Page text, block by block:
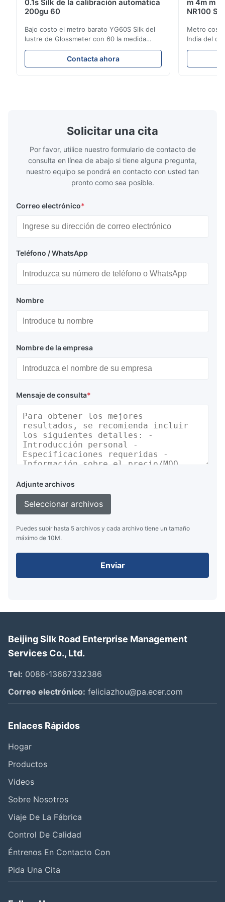
0.1s Silk de la calibración automática
200gu 60
Bajo costo el metro barato YG60S Silk del
lustre de Glossmeter con 60 la medida
brillante de gu del grado 200 El metro
económico del lustre de YG60S 60° puede
probar el material con el lustre (0-200Gu),
Contacta ahora
m 4m m
NR100
Metro
India del
de
Solicitar una cita
Por favor, utilice nuestro formulario de contacto de
consulta en línea de abajo si tiene alguna pregunta,
nuestro equipo se pondrá en contacto con usted tan
pronto como sea posible.
Correo electrónico*
Teléfono / WhatsApp
Nombre
Nombre de la empresa
Mensaje de consulta*
Adjunte archivos
Seleccionar archivos
Puedes subir hasta 5 archivos y cada archivo tiene un tamaño
máximo de 10M.
Enviar
Beijing Silk Road Enterprise Management
Services Co., Ltd.
Tel: 0086-13667332386
Correo electrónico: feliciazhou@pa.ecer.com
Enlaces Rápidos
Hogar
Productos
Videos
Sobre Nosotros
Viaje De La Fábrica
Control De Calidad
Éntrenos En Contacto Con
Pida Una Cita